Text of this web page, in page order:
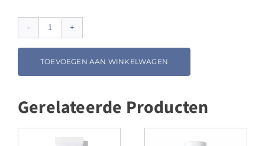
Dermaceutic
Cleanser
TOEVOEGEN AAN WINKELWAGEN
Gerelateerde Producten